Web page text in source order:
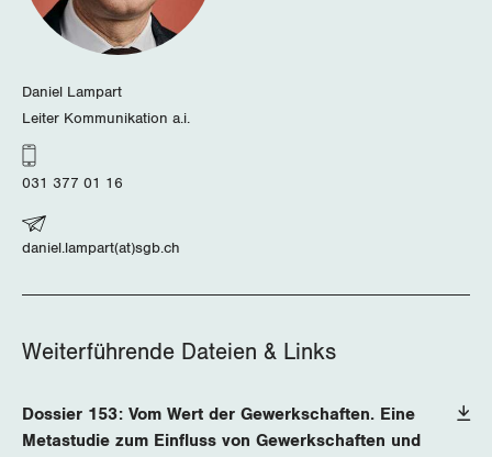
Daniel Lampart
Leiter Kommunikation a.i.
031 377 01 16
daniel.lampart(at)sgb.ch
Weiterführende Dateien & Links
Dossier 153: Vom Wert der Gewerkschaften. Eine
Metastudie zum Einfluss von Gewerkschaften und